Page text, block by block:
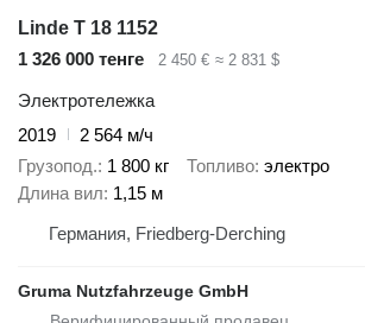
Linde T 18 1152
1 326 000 тенге
2 450 € ≈ 2 831 $
Электротележка
2019
2 564 м/ч
Грузопод. 1 800 кг Топливо электро
Длина вил 1,15 м
Германия, Friedberg-Derching
Gruma Nutzfahrzeuge GmbH